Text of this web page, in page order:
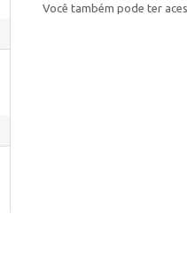
Você também pode ter